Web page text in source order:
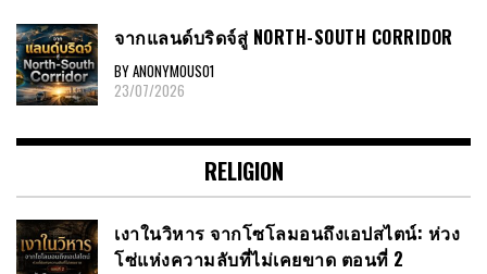
จากแลนด์บริดจ์สู่ NORTH-SOUTH CORRIDOR
BY ANONYMOUS01
23/07/2026
RELIGION
เงาในวิหาร จากโซโลมอนถึงเอปสไตน์: ห่วง
โซ่แห่งความลับที่ไม่เคยขาด ตอนที่ 2